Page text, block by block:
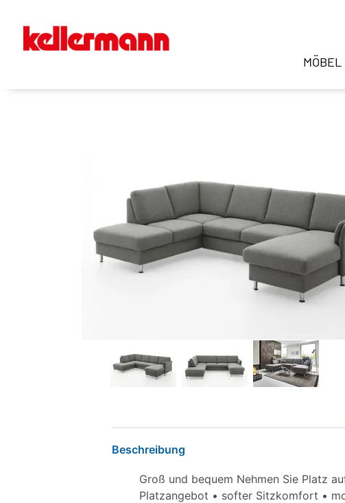
MÖBEL
Beschreibung
Groß und bequem Nehmen Sie Platz
Platzangebot • softer Sitzkomfort •